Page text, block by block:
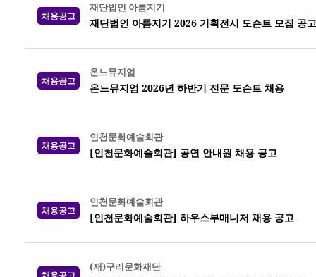
채용공고
재단법인 아름지기
재단법인 아름지기 2026 기획전시 도슨트 모집 공고
채용공고
온느뮤지엄
온느뮤지엄 2026년 하반기 전문 도슨트 채용
채용공고
인천문화예술회관
[인천문화예술회관] 공연 안내원 채용 공고
채용공고
인천문화예술회관
[인천문화예술회관] 하우스부매니저 채용 공고
(재)구리문화재단